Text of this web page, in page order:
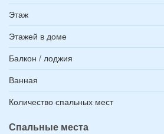
Этаж
Этажей в доме
Балкон / лоджия
Ванная
Количество спальных мест
Спальные места